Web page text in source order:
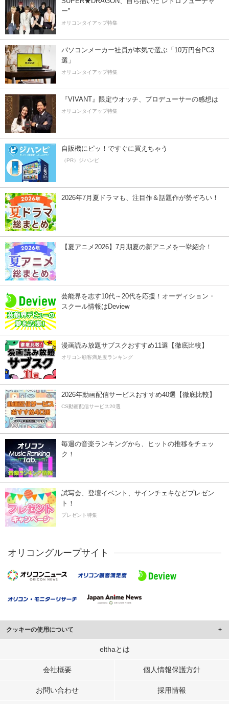
ー”
オリコンタイアップ特集
パソコンメーカー社員が本気で選ぶ「10万円台PC3
選」
オリコンタイアップ特集
『VIVANT』限定ウオッチ、プロデューサーの感想は
オリコンタイアップ特集
自販機にピッ！ですぐに買えちゃう
（PR）ジハンピ
2026年7月夏ドラマも、注目作＆話題作が勢ぞろい！
【夏アニメ2026】7月期夏の新アニメを一挙紹介！
芸能界を志す10代～20代を応援！オーディション・
スクール情報はDeview
漫画読み放題サブスクおすすめ11選【徹底比較】
オリコン顧客満足度ランキング
2026年動画配信サービスおすすめ40選【徹底比較】
CS動画配信サービス20選
毎週の音楽ランキングから、ヒットの推移をチェッ
ク！
試写会、登壇イベント、サインチェキなどプレゼン
ト！
プレゼント特集
オリコングループサイト
クッキーの使用について
このサイトでは Cookie を使用して、ユーザーに合わせたコンテンツや広告の
行っています。
メディアや広告配信、データ解析の各パートナーに提供しています。
elthaとは
会社概要 個人情報保護方針
お問い合わせ 採用情報